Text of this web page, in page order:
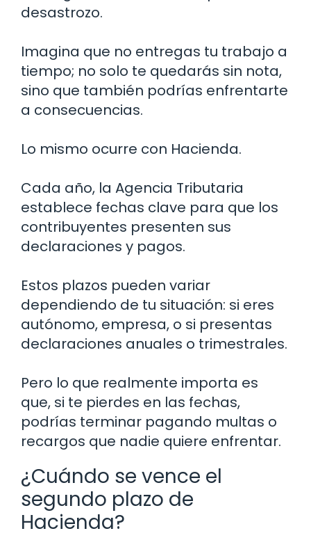
desastrozo.
Imagina que no entregas tu trabajo a
tiempo; no solo te quedarás sin nota,
sino que también podrías enfrentarte
a consecuencias.
Lo mismo ocurre con Hacienda.
Cada año, la Agencia Tributaria
establece fechas clave para que los
contribuyentes presenten sus
declaraciones y pagos.
Estos plazos pueden variar
dependiendo de tu situación: si eres
autónomo, empresa, o si presentas
declaraciones anuales o trimestrales.
Pero lo que realmente importa es
que, si te pierdes en las fechas,
podrías terminar pagando multas o
recargos que nadie quiere enfrentar.
¿Cuándo se vence el
segundo plazo de
Hacienda?